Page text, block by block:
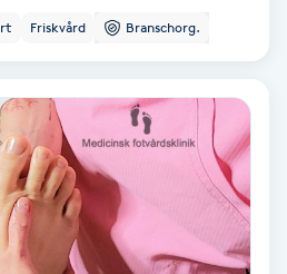
Friskvård Branschorg.